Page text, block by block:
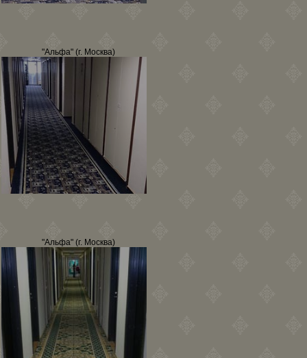
"Альфа" (г. Москва)
"Альфа" (г. Москва)